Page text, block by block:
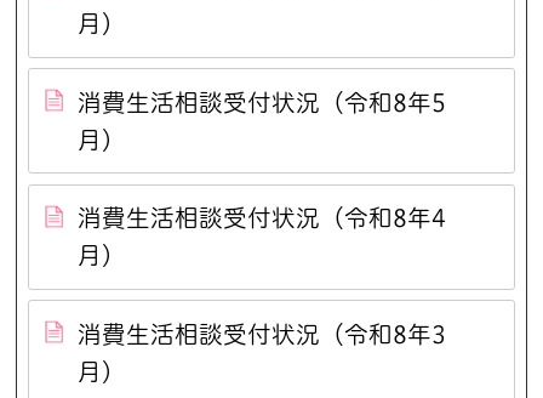
月）
消費生活相談受付状況（令和8年5
月）
消費生活相談受付状況（令和8年4
月）
消費生活相談受付状況（令和8年3
月）